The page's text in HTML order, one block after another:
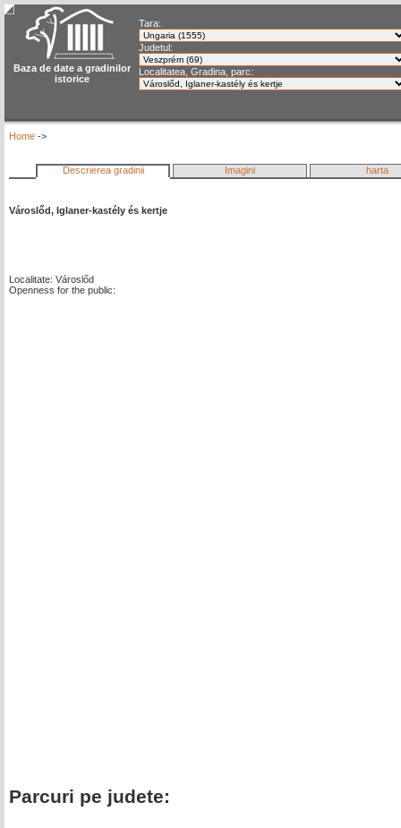
Baza de date a gradinilor
istorice
Tara:
Judetul:
Localitatea, Gradina, parc:
Home ->
Descrierea gradinii Imagini harta
Városlőd, Iglaner-kastély és kertje
Localitate: Városlőd
Openness for the public:
Parcuri pe judete: